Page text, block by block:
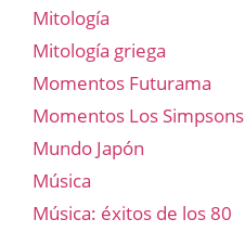
Mitología
Mitología griega
Momentos Futurama
Momentos Los Simpsons
Mundo Japón
Música
Música: éxitos de los 80